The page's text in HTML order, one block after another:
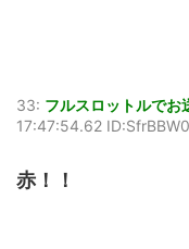
33: フルスロットルでお
17:47:54.62
赤！！